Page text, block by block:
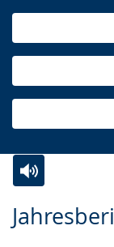
Leichten
Audio-
Video